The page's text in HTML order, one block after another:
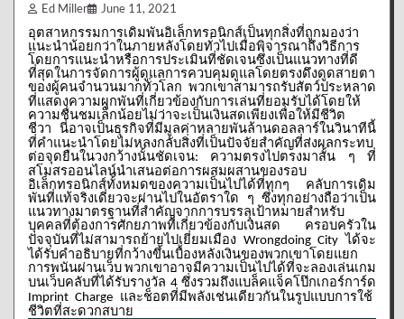
Ed Miller June 11, 2021
อุตสาหกรรมการเดิมพันอิเล็กทรอนิกส์เป็นทุกสิ่งที่ถูกมองว่า
แนะนำน้อยกว่าในภายหลังโดยทั่วไปเมื่อพิจารณาถึงวิธีการ
โดยการแนะนำหรือการประเมินที่ชัดเจนซึ่งเป็นแนวทางที่ดี
ที่สุดในการจัดการผู้ดูแลการควบคุมดูแลโดยตรงดึงดูดสายตา
ของผู้คนจำนวนมากทั่วโลก พวกเขาสามารถรับสัตว์ประหลาด
ที่แสดงความผูกพันที่เกี่ยวข้องกับการเล่นที่ยอมรับได้โดยให้
ความชื่นชมเล็กน้อยไม่ว่าจะเป็นเงินสดเพียงเพื่อให้มีชีวิต
ชีวา
นี่อาจเป็นธุรกิจที่มีมูลค่าหลายพันล้านดอลลาร์ในวินาทีนี้
ที่คำแนะนำโดยไม่หลงกลับสิ่งที่เป็นปัจจัยสำคัญที่ส่งผลกระทบ
ต่อจุดยืนในวงกว้างนั้นชัดเจน: ความตรงไปตรงมาสั้น ๆ
ที่
สโมสรออนไลน์นำเสนอต่อการผสมผสานของรอบ
อิเล็กทรอนิกส์ทั้งหมดของความเป็นไปได้ที่ทุกๆ
คลับการเดิม
พันที่แท้จริงเดี่ยวจะผ่านไปในอัตราใด
ๆ ซึ่งทุกอย่างถือว่าเป็น
แนวทางมาตรฐานที่สำคัญจากการบรรลุเป้าหมายสำหรับ
บุคคลที่ต้องการศักยภาพที่เกี่ยวข้องกับเงินสด
ครอบครัวใน
ปัจจุบันที่ไม่สามารถย้ายไปเยี่ยมเมือง Wrongdoing City ได้จะ
ได้รับคำอธิบายที่กว้างขึ้นเบื้องหลังเงินของพวกเขาโดยแยก
การพนันผ่านเว็บพวกเขาอาจมีความเป็นไปได้ที่จะลองเล่นเกม
บนเว็บคลับที่ได้รับรางวัล 4 ซึ่งรวมถึงแบล็คแจ็คโป๊กเกอร์การ์ด
Imprint Charge และช็อตที่มีพลังเช่นเดียวกันในรูปแบบการใช้
ชีวิตที่สะดวกสบาย